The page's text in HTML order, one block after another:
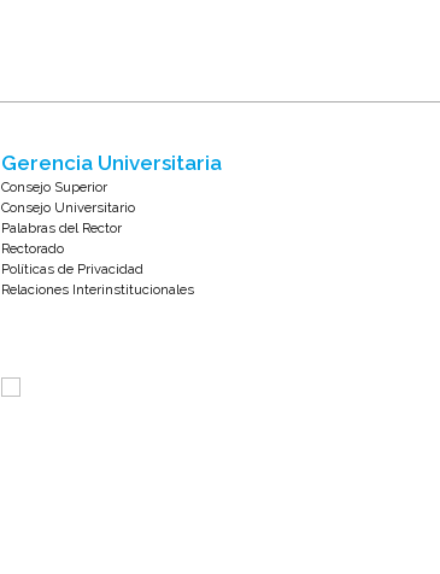
Gerencia Universitaria
Consejo Superior
Consejo Universitario
Palabras del Rector
Rectorado
Políticas de Privacidad
Relaciones Interinstitucionales